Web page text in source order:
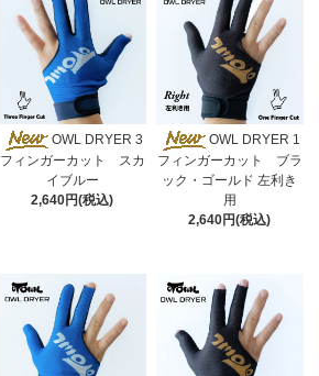
OWL DRYER 3
フィンガーカット スカ
イブルー
2,640円(税込)
OWL DRYER 1
フィンガーカット ブラ
ック・ゴールド 左利き
用
2,640円(税込)